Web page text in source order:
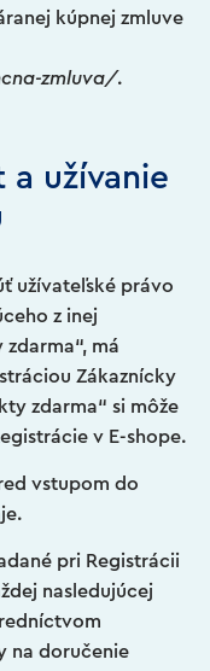
kúpnej zmluve
zmluva/.
a užívanie
užívateľské právo
z inej
má
Zákaznícky
zdarma“ si môže
v E-shope.
vstupom do
pri Registrácii
nasledujúcej
na doručenie